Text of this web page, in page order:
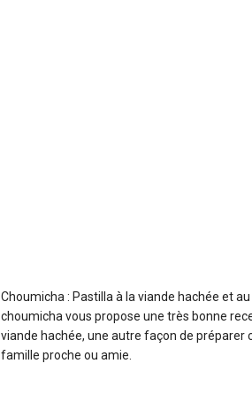
Choumicha : Pastilla à la viande hachée et
choumicha vous propose une très bonne
viande hachée, une autre façon de préparer
famille proche ou amie.